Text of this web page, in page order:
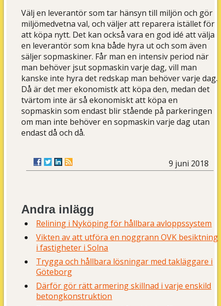
Välj en leverantör som tar hänsyn till miljön och gör
miljömedvetna val, och väljer att reparera istället för
att köpa nytt. Det kan också vara en god idé att välja
en leverantör som kna både hyra ut och som även
säljer sopmaskiner. Får man en intensiv period när
man behöver jsut sopmaskin varje dag, vill man
kanske inte hyra det redskap man behöver varje dag.
Då är det mer ekonomistk att köpa den, medan det
tvärtom inte är så ekonomiskt att köpa en
sopmaskin som endast blir stående på parkeringen
om man inte behöver en sopmaskin varje dag utan
endast då och då.
9 juni 2018
Andra inlägg
Relining i Nyköping för hållbara avloppssystem
Vikten av att utföra en noggrann OVK besiktning
i fastigheter i Solna
Trygga och hållbara lösningar med takläggare i
Göteborg
Därför gör rätt armering skillnad i varje enskild
betongkonstruktion